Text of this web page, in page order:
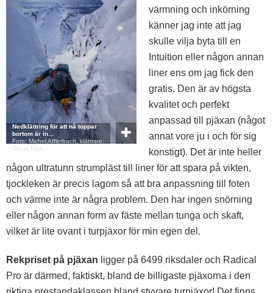
Nedklättring för att nå toppar
bortom är in…
Foto: Michel Afflerbach, klättrare:
Oscar Frick
värmning och inkörning
känner jag inte att jag
skulle vilja byta till en
Intuition eller någon annan
liner ens om jag fick den
gratis. Den är av högsta
kvalitet och perfekt
anpassad till pjäxan (något
annat vore ju i och för sig
konstigt). Det är inte heller
någon ultratunn strumpläst till liner för att spara på vikten,
tjockleken är precis lagom så att bra anpassning till foten
och värme inte är några problem. Den har ingen snörning
eller någon annan form av fäste mellan tunga och skaft,
vilket är lite ovant i turpjäxor för min egen del.
Rekpriset på pjäxan ligger på 6499 riksdaler och Radical
Pro är därmed, faktiskt, bland de billigaste pjäxorna i den